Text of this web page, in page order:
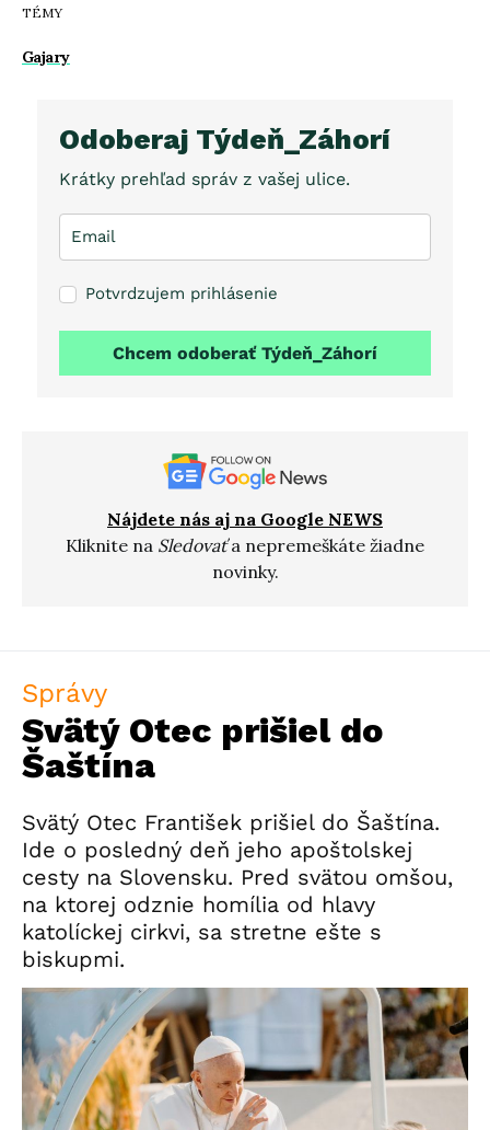
TÉMY
Gajary
Odoberaj Týdeň_Záhorí
Krátky prehľad správ z vašej ulice.
Potvrdzujem prihlásenie
Chcem odoberať Týdeň_Záhorí
Nájdete nás aj na Google NEWS
Kliknite na Sledovaťa nepremeškáte žiadne
novinky.
Správy
Svätý Otec prišiel do
Šaštína
Svätý Otec František prišiel do Šaštína.
Ide o posledný deň jeho apoštolskej
cesty na Slovensku. Pred svätou omšou,
na ktorej odznie homília od hlavy
katolíckej cirkvi, sa stretne ešte s
biskupmi.